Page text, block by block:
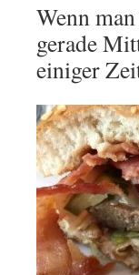
Wenn
gerade
einiger